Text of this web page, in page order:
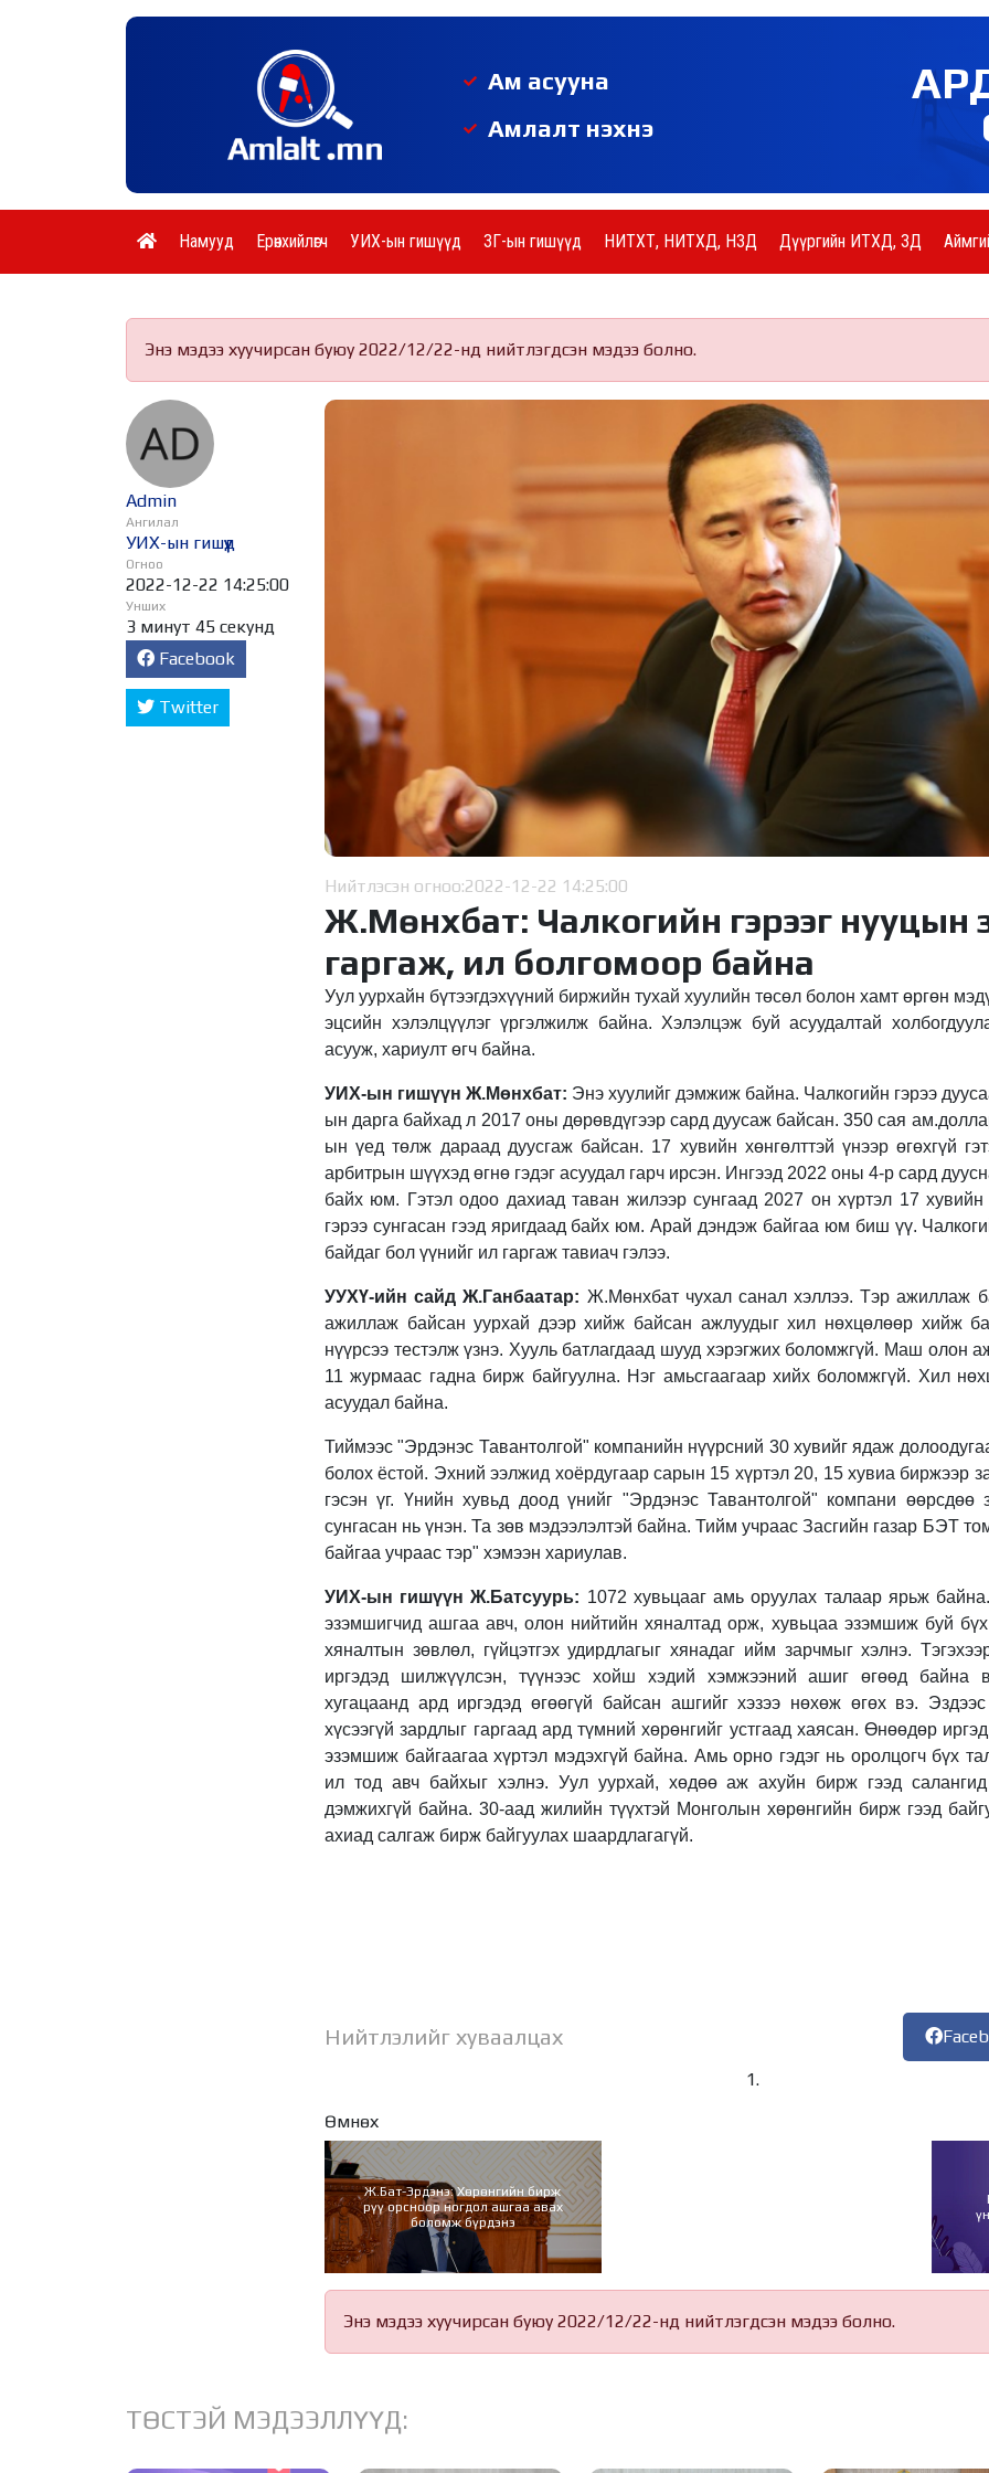
Ам асууна
Амлалт нэхнэ
Намууд Ерөнхийлөгч УИХ-ын гишүүд ЗГ-ын гишүүд НИТХТ, НИТХД, НЗД Дүүргийн ИТХД, ЗД
Энэ мэдээ хуучирсан буюу 2022/12/22-нд нийтлэгдсэн мэдээ болно.
Admin
Ангилал
УИХ-ын гишүүд
Огноо
2022-12-22 14:25:00
Унших
3 минут 45 секунд
Facebook
Twitter
Нийтлэсэн огноо:2022-12-22 14:25:00
Ж.Мөнхбат: Чалкогийн гэрээг нууцын
гаргаж, ил болгомоор байна
Уул уурхайн бүтээгдэхүүний биржийн тухай хуулийн төсөл болон хамт өргөн
эцсийн хэлэлцүүлэг үргэлжилж байна. Хэлэлцэж буй асуудалтай
асууж, хариулт өгч байна.
УИХ-ын гишүүн Ж.Мөнхбат: Энэ хуулийг дэмжиж байна. Чалкогийн гэрээ
ын дарга байхад л 2017 оны дөрөвдүгээр сард дуусаж байсан. 350 сая
ын үед төлж дараад дуусгаж байсан. 17 хувийн хөнгөлттэй үнээр өгөхгүй
арбитрын шүүхэд өгнө гэдэг асуудал гарч ирсэн. Ингээд 2022 оны 4-р сард
байх юм. Гэтэл одоо дахиад таван жилээр сунгаад 2027 он хүртэл 17 хувийн
гэрээ сунгасан гээд яригдаад байх юм. Арай дэндэж байгаа юм биш үү.
байдаг бол үүнийг ил гаргаж тавиач гэлээ.
УУХҮ-ийн сайд Ж.Ганбаатар: Ж.Мөнхбат чухал санал хэллээ. Тэр ажиллаж
ажиллаж байсан уурхай дээр хийж байсан ажлуудыг хил нөхцөлөөр хийж
нүүрсээ тестэлж үзнэ. Хууль батлагдаад шууд хэрэгжих боломжгүй. Маш олон
11 журмаас гадна бирж байгуулна. Нэг амьсгаагаар хийх боломжгүй. Хил
асуудал байна.
Тиймээс "Эрдэнэс Тавантолгой" компанийн нүүрсний 30 хувийг ядаж
болох ёстой. Эхний ээлжид хоёрдугаар сарын 15 хүртэл 20, 15 хувиа биржээр
гэсэн үг. Үнийн хувьд доод үнийг "Эрдэнэс Тавантолгой" компани өөрсдөө
сунгасан нь үнэн. Та зөв мэдээлэлтэй байна. Тийм учраас Засгийн газар БЭТ
байгаа учраас тэр" хэмээн хариулав.
УИХ-ын гишүүн Ж.Батсуурь: 1072 хувьцааг амь оруулах талаар ярьж
эзэмшигчид ашгаа авч, олон нийтийн хяналтад орж, хувьцаа эзэмшиж буй
хяналтын зөвлөл, гүйцэтгэх удирдлагыг хянадаг ийм зарчмыг хэлнэ.
иргэдэд шилжүүлсэн, түүнээс хойш хэдий хэмжээний ашиг өгөөд байна
хугацаанд ард иргэдэд өгөөгүй байсан ашгийг хэзээ нөхөж өгөх вэ.
хүсээгүй зардлыг гаргаад ард түмний хөрөнгийг устгаад хаясан. Өнөөдөр
эзэмшиж байгаагаа хүртэл мэдэхгүй байна. Амь орно гэдэг нь оролцогч бүх
ил тод авч байхыг хэлнэ. Уул уурхай, хөдөө аж ахуйн бирж гээд
дэмжихгүй байна. 30-аад жилийн түүхтэй Монголын хөрөнгийн бирж гээд
ахиад салгаж бирж байгуулах шаардлагагүй.
Нийтлэлийг хуваалцах
Өмнөх
Ж.Бат-Эрдэнэ: Хөрөнгийн бирж
рүү орсноор ногдол ашгаа авах
боломж бүрдэнэ
Энэ мэдээ хуучирсан буюу 2022/12/22-нд нийтлэгдсэн мэдээ болно.
ТӨСТЭЙ МЭДЭЭЛЛҮҮД: